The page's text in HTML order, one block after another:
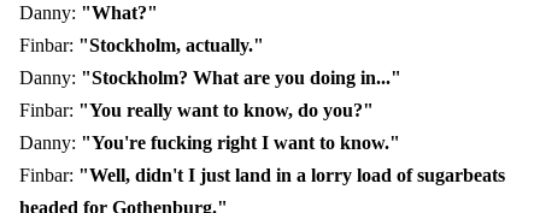
Danny: "What?"
Finbar: "Stockholm, actually."
Danny: "Stockholm? What are you doing in..."
Finbar: "You really want to know, do you?"
Danny: "You're fucking right I want to know."
Finbar: "Well, didn't I just land in a lorry load of sugarbeats
headed for Gothenburg."